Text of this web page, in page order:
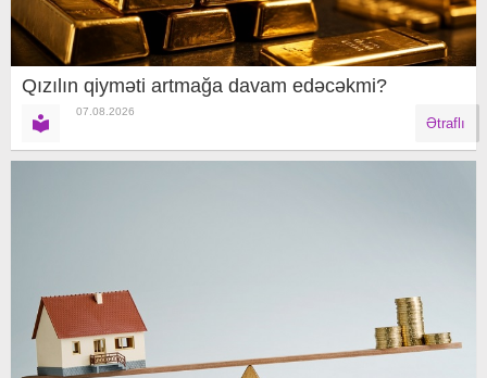
Qızılın qiyməti artmağa davam edəcəkmi?
07.08.2026
Ətraflı